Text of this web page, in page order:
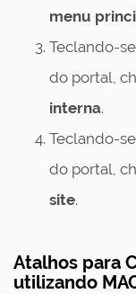
menu
Teclando-se
do portal,
interna.
Teclando-se
do portal,
site.
Atalhos para
utilizando